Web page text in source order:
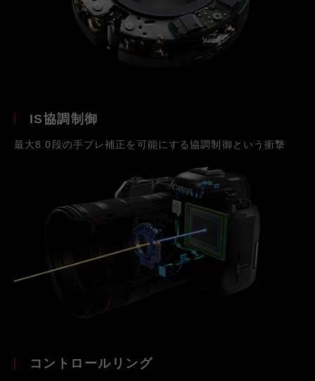
IS協調制御
最大8.0段の手ブレ補正を可能にする協調制御という衝撃
コントロールリング